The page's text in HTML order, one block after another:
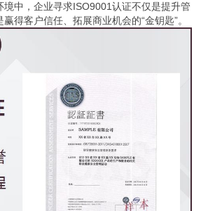
境中，企业寻求ISO9001认证不仅是提升管
得客户信任、拓展商业机会的“金钥匙”。